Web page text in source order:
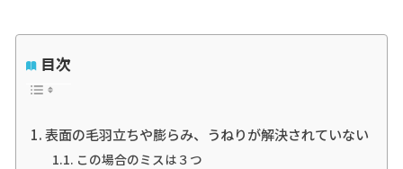
目次
表面の毛羽立ちや膨らみ、うねりが解決されていない
この場合のミスは３つ